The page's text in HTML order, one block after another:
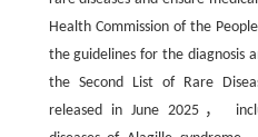
Health Commission of the
the guidelines for the diagnosis
the Second List of Rare
released in June 2025，